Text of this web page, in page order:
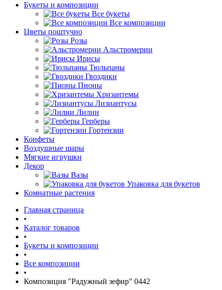
Букеты и композиции
Все букеты
Все композиции
Цветы поштучно
Розы
Альстромерии
Ирисы
Тюльпаны
Гвоздики
Пионы
Хризантемы
Лизиантусы
Лилии
Герберы
Гортензии
Конфеты
Воздушные шары
Мягкие игрушки
Декор
Вазы
Упаковка для букетов
Комнатные растения
Главная страница
•
Каталог товаров
•
Букеты и композиции
•
Все композиции
•
Композиция "Радужный зефир" 0442